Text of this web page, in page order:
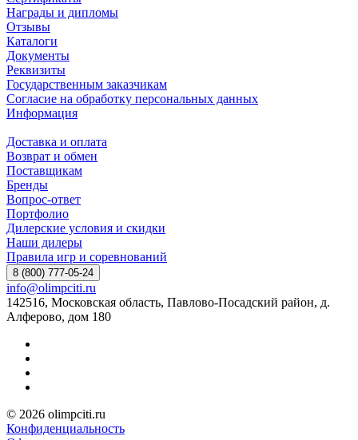
Награды и дипломы
Отзывы
Каталоги
Документы
Реквизиты
Государственным заказчикам
Согласие на обработку персональных данных
Информация
Доставка и оплата
Возврат и обмен
Поставщикам
Бренды
Вопрос-ответ
Портфолио
Дилерские условия и скидки
Наши дилеры
Правила игр и соревнований
8 (800) 777-05-24
info@olimpciti.ru
142516, Московская область, Павлово-Посадский район, д.
Алферово, дом 180
© 2026 olimpciti.ru
Конфиденциальность